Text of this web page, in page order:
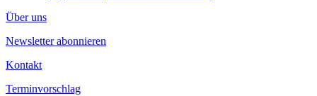
Über uns
Newsletter abonnieren
Kontakt
Terminvorschlag